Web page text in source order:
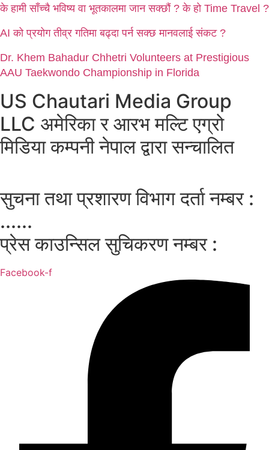
के हामी साँच्चै भविष्य वा भूतकालमा जान सक्छौं ? के हो Time Travel ?
AI को प्रयोग तीव्र गतिमा बढ्दा पर्न सक्छ मानवलाई संकट ?
Dr. Khem Bahadur Chhetri Volunteers at Prestigious
AAU Taekwondo Championship in Florida
US Chautari Media Group
LLC अमेरिका र आरभ मल्टि एग्रो
मिडिया कम्पनी नेपाल द्वारा सन्चालित
सुचना तथा प्रशारण विभाग दर्ता नम्बर :
......
प्रेस काउन्सिल सुचिकरण नम्बर :
Facebook-f